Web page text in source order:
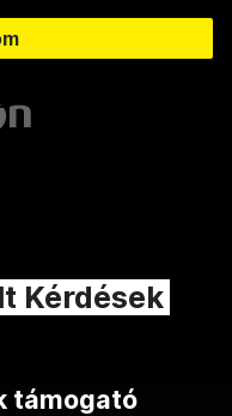
Kérdések
támogató